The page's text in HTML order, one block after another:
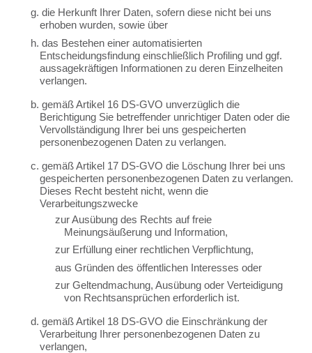
g. die Herkunft Ihrer Daten, sofern diese nicht bei uns
erhoben wurden, sowie über
h. das Bestehen einer automatisierten
Entscheidungsfindung einschließlich Profiling und ggf.
aussagekräftigen Informationen zu deren Einzelheiten
verlangen.
b. gemäß Artikel 16 DS-GVO unverzüglich die
Berichtigung Sie betreffender unrichtiger Daten oder die
Vervollständigung Ihrer bei uns gespeicherten
personenbezogenen Daten zu verlangen.
c. gemäß Artikel 17 DS-GVO die Löschung Ihrer bei uns
gespeicherten personenbezogenen Daten zu verlangen.
Dieses Recht besteht nicht, wenn die
Verarbeitungszwecke
zur Ausübung des Rechts auf freie
Meinungsäußerung und Information,
zur Erfüllung einer rechtlichen Verpflichtung,
aus Gründen des öffentlichen Interesses oder
zur Geltendmachung, Ausübung oder Verteidigung
von Rechtsansprüchen erforderlich ist.
d. gemäß Artikel 18 DS-GVO die Einschränkung der
Verarbeitung Ihrer personenbezogenen Daten zu
verlangen,